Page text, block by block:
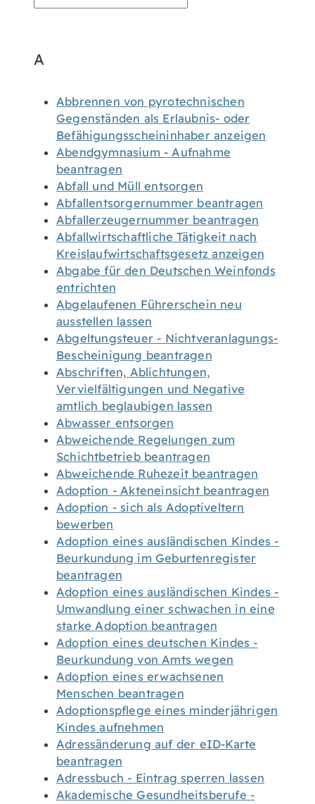
A
Abbrennen von pyrotechnischen
Gegenständen als Erlaubnis- oder
Befähigungsscheininhaber anzeigen
Abendgymnasium - Aufnahme
beantragen
Abfall und Müll entsorgen
Abfallentsorgernummer beantragen
Abfallerzeugernummer beantragen
Abfallwirtschaftliche Tätigkeit nach
Kreislaufwirtschaftsgesetz anzeigen
Abgabe für den Deutschen Weinfonds
entrichten
Abgelaufenen Führerschein neu
ausstellen lassen
Abgeltungsteuer - Nichtveranlagungs-
Bescheinigung beantragen
Abschriften, Ablichtungen,
Vervielfältigungen und Negative
amtlich beglaubigen lassen
Abwasser entsorgen
Abweichende Regelungen zum
Schichtbetrieb beantragen
Abweichende Ruhezeit beantragen
Adoption - Akteneinsicht beantragen
Adoption - sich als Adoptiveltern
bewerben
Adoption eines ausländischen Kindes -
Beurkundung im Geburtenregister
beantragen
Adoption eines ausländischen Kindes -
Umwandlung einer schwachen in eine
starke Adoption beantragen
Adoption eines deutschen Kindes -
Beurkundung von Amts wegen
Adoption eines erwachsenen
Menschen beantragen
Adoptionspflege eines minderjährigen
Kindes aufnehmen
Adressänderung auf der eID-Karte
beantragen
Adressbuch - Eintrag sperren lassen
Akademische Gesundheitsberufe -